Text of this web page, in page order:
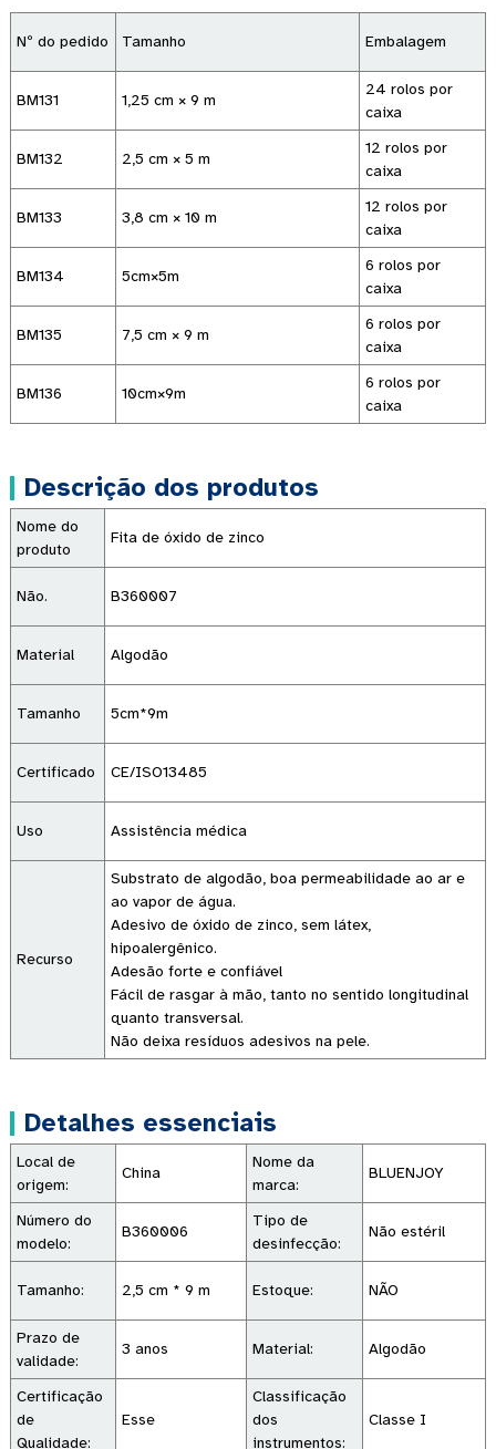
Nº do pedido Tamanho Embalagem
BM131 1,25 cm × 9 m
24 rolos por
caixa
BM132 2,5 cm × 5 m
12 rolos por
caixa
BM133 3,8 cm × 10 m
12 rolos por
caixa
BM134 5cm×5m
6 rolos por
caixa
BM135 7,5 cm × 9 m
6 rolos por
caixa
BM136 10cm×9m
6 rolos por
caixa
Descrição dos produtos
Nome do
produto
Fita de óxido de zinco
Não. B360007
Material Algodão
Tamanho 5cm*9m
Certificado CE/ISO13485
Uso Assistência médica
Recurso
Substrato de algodão, boa permeabilidade ao ar e
ao vapor de água.
Adesivo de óxido de zinco, sem látex,
hipoalergênico.
Adesão forte e confiável
Fácil de rasgar à mão, tanto no sentido longitudinal
quanto transversal.
Não deixa resíduos adesivos na pele.
Detalhes essenciais
Local de
origem:
China
Nome da
marca:
BLUENJOY
Número do
modelo:
B360006
Tipo de
desinfecção:
Não estéril
Tamanho: 2,5 cm * 9 m Estoque: NÃO
Prazo de
validade:
3 anos Material: Algodão
Certificação
de
Qualidade:
Esse
Classificação
dos
instrumentos:
Classe I